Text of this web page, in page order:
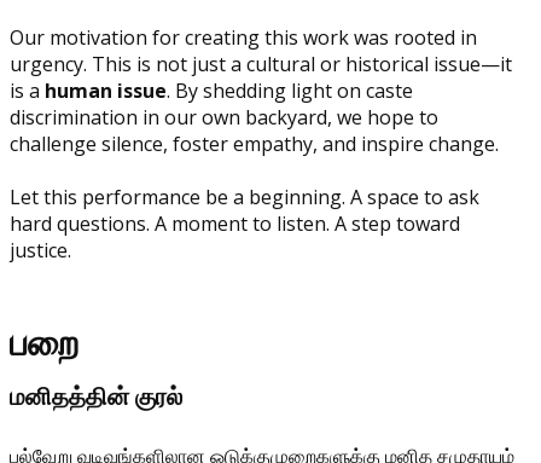
Our motivation for creating this work was rooted in
urgency. This is not just a cultural or historical issue—it
is a human issue. By shedding light on caste
discrimination in our own backyard, we hope to
challenge silence, foster empathy, and inspire change.
Let this performance be a beginning. A space to ask
hard questions. A moment to listen. A step toward
justice.
பறை
மனிதத்தின் குரல்
பல்வேறு வடிவங்களிலான ஒடுக்குமுறைகளுக்கு மனித சமுதாயம்